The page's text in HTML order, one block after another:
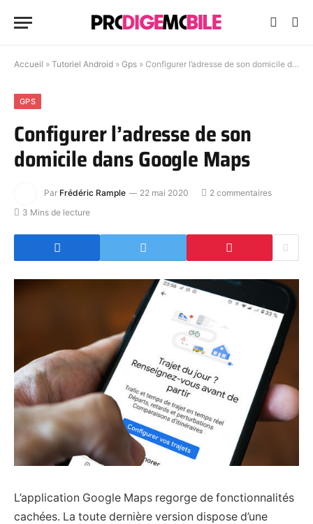
Accueil » Tutoriel Android » Gps » Configurer l’adresse de son domicile dans Google Maps
GPS
Configurer l’adresse de son
domicile dans Google Maps
Par Frédéric Rample 22 mai 2020
2 commentaires
3 Mins de lecture
L’application Google Maps regorge de fonctionnalités
cachées. La toute dernière version dispose d’une